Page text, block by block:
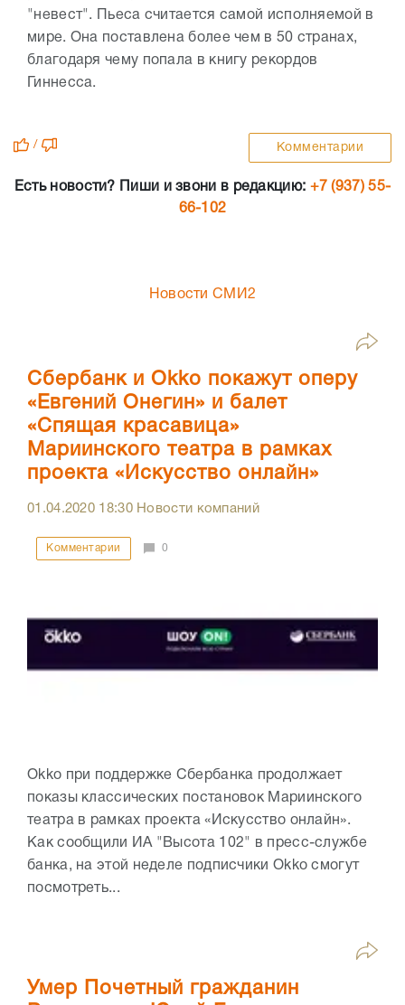
"невест". Пьеса считается самой исполняемой в
мире. Она поставлена более чем в 50 странах,
благодаря чему попала в книгу рекордов
Гиннесса.
/ Комментарии
Есть новости? Пиши и звони в редакцию: +7 (937) 55-
66-102
Новости СМИ2
Сбербанк и Okko покажут оперу
«Евгений Онегин» и балет
«Спящая красавица»
Мариинского театра в рамках
проекта «Искусство онлайн»
01.04.2020 18:30Новости компаний
Комментарии 0
Okko при поддержке Сбербанка продолжает
показы классических постановок Мариинского
театра в рамках проекта «Искусство онлайн».
Как сообщили ИА "Высота 102" в пресс-службе
банка, на этой неделе подписчики Okko смогут
посмотреть...
Умер Почетный гражданин